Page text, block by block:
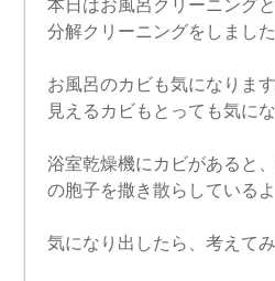
本日はお風呂クリーニング
分解クリーニングをしました
お風呂のカビも気になりま
見えるカビもとっても気に
浴室乾燥機にカビがあると
の胞子を撒き散らしている
気になり出したら、考えて